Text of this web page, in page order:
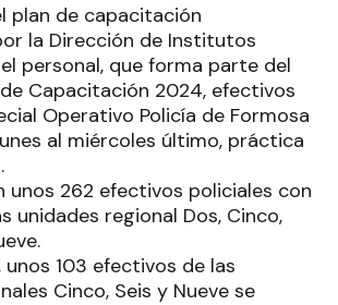
plan de capacitación
la Dirección de Institutos
personal, que forma parte del
Capacitación 2024, efectivos
Operativo Policía de Formosa
al miércoles último, práctica
unos 262 efectivos policiales con
unidades regional Dos, Cinco,
unos 103 efectivos de las
Cinco, Seis y Nueve se